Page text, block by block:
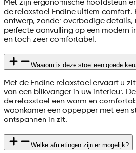
Met zijn ergonomische hoofdsteun
de relaxstoel Endine ultiem comfort.
ontwerp, zonder overbodige details,
perfecte aanvulling op een modern
en toch zeer comfortabel.
Waarom is deze stoel een goede
Met de Endine relaxstoel ervaart u
van een blikvanger in uw interieur.
de relaxstoel een warm en
woonkamer een oppepper met een
ontspannen in zit.
Welke afmetingen zijn er mogelijk?